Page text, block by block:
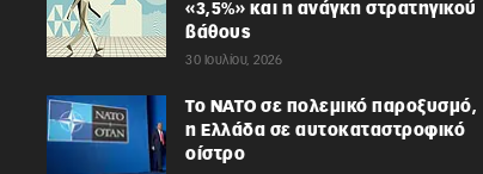
«3,5%» και η ανάγκη στρατηγικού
βάθους
30 Ιουλίου, 2026
Το ΝΑΤΟ σε πολεμικό παροξυσμό,
η Ελλάδα σε αυτοκαταστροφικό
οίστρο